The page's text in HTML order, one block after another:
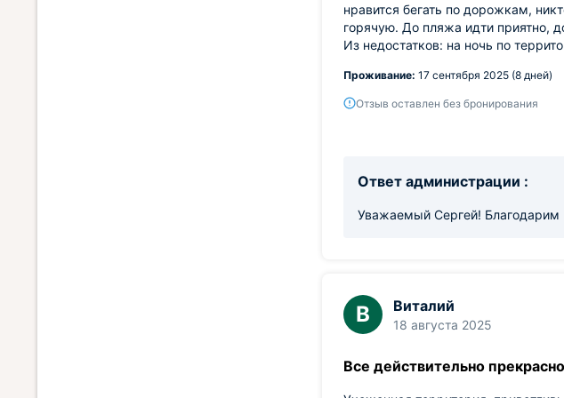
нравится бегать по дорожкам,
горячую. До пляжа идти приятно,
Из недостатков: на ночь по
Проживание: 17 сентября 2025 (8 дней)
Отзыв оставлен без бронирования
Ответ администрации :
Уважаемый Сергей! Благодарим
В Виталий
18 августа 2025
Все действительно